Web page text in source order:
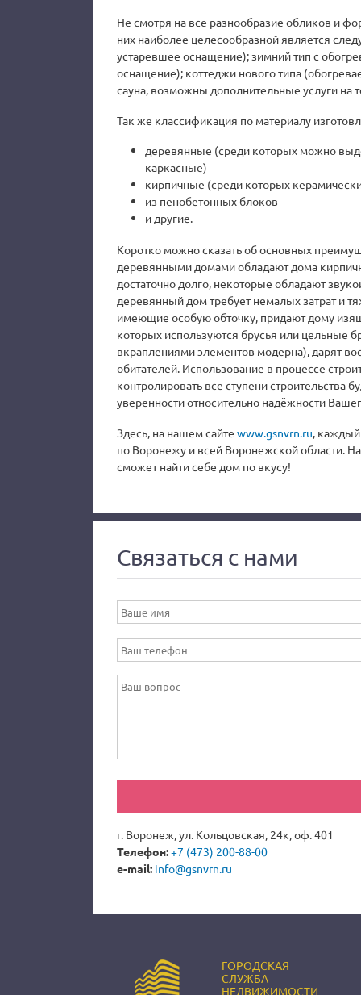
Не смотря на все разнообразие обликов и
них наиболее целесообразной является
устаревшее оснащение); зимний тип с
оснащение); коттеджи нового типа
сауна, возможны дополнительные услуги на
Так же классификация по материалу
деревянные (среди которых можно
каркасные)
кирпичные (среди которых
из пенобетонных блоков
и другие.
Коротко можно сказать об основных
деревянными домами обладают дома
достаточно долго, некоторые обладают
деревянный дом требует немалых затрат и
имеющие особую обточку, придают дому
которых используются брусья или цельные
вкраплениями элементов модерна), дарят
обитателей. Использование в процессе
контролировать все ступени строительства
уверенности относительно надёжности
Здесь, на нашем сайте www.gsnvrn.ru,
по Воронежу и всей Воронежской области.
сможет найти себе дом по вкусу!
Связаться с нами
г. Воронеж, ул. Кольцовская, 24к, оф. 401
Телефон:+7 (473) 200-88-00
e-mail: info@gsnvrn.ru
ГОРОДСКАЯ
СЛУЖБА
НЕДВИЖИМОСТИ